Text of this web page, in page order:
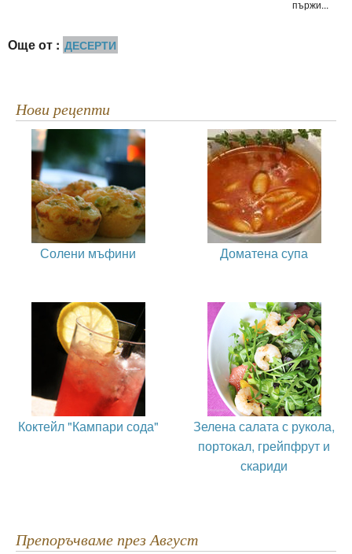
пържи...
Още от : ДЕСЕРТИ
Нови рецепти
Солени мъфини Доматена супа
Коктейл "Кампари сода"
Зелена салата с рукола,
портокал, грейпфрут и
скариди
Препоръчваме през Август